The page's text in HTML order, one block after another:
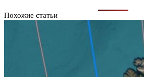
Похожие статьи